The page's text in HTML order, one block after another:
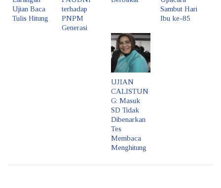
Ujian Baca
Tulis Hitung
terhadap
PNPM
Generasi
Sambut Hari
Ibu ke-85
UJIAN
CALISTUN
G: Masuk
SD Tidak
Dibenarkan
Tes
Membaca
Menghitung